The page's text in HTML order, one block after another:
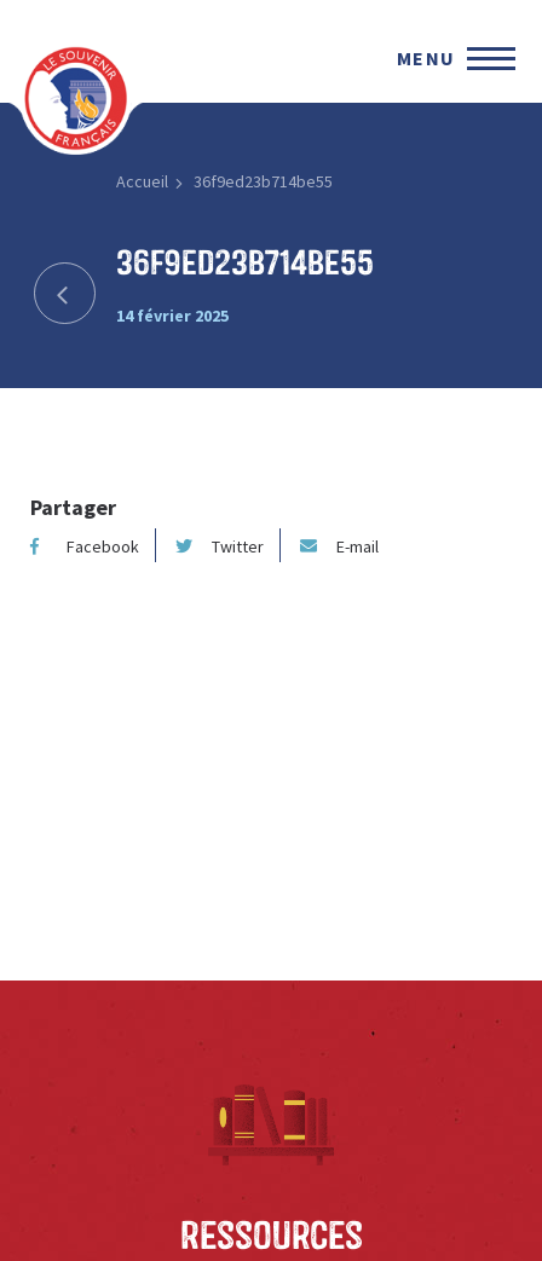
MENU
Accueil 36f9ed23b714be55
36f9ed23b714be55
14 février 2025
Partager
Facebook Twitter E-mail
Ressources